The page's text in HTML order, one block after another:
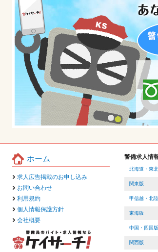
ホーム
求人広告掲載のお申し込み
お問い合わせ
利用規約
個人情報保護方針
会社概要
警備求人情
北海道・東
関東版
甲信越・北
東海版
中国・四国版
関西版